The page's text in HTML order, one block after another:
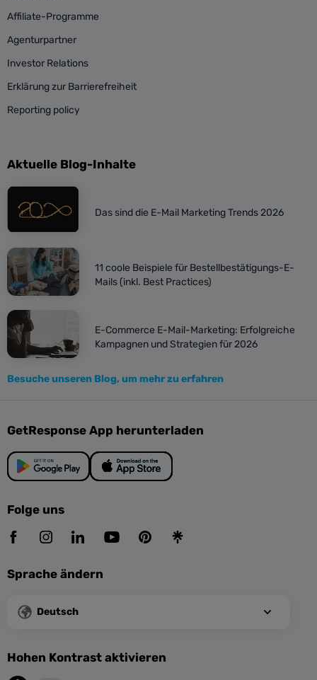
Affiliate-Programme
Agenturpartner
Investor Relations
Erklärung zur Barrierefreiheit
Reporting policy
Aktuelle Blog-Inhalte
Das sind die E-Mail Marketing Trends 2026
11 coole Beispiele für Bestellbestätigungs-E-
Mails (inkl. Best Practices)
E-Commerce E-Mail-Marketing: Erfolgreiche
Kampagnen und Strategien für 2026
Besuche unseren Blog, um mehr zu erfahren
GetResponse App herunterladen
Folge uns
Sprache ändern
Deutsch
Hohen Kontrast aktivieren